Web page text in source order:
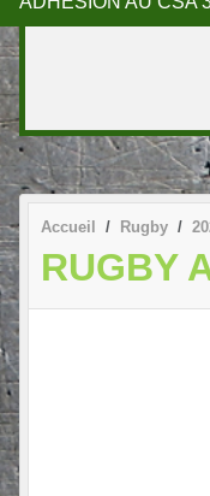
Accueil Rugby
RUGBY